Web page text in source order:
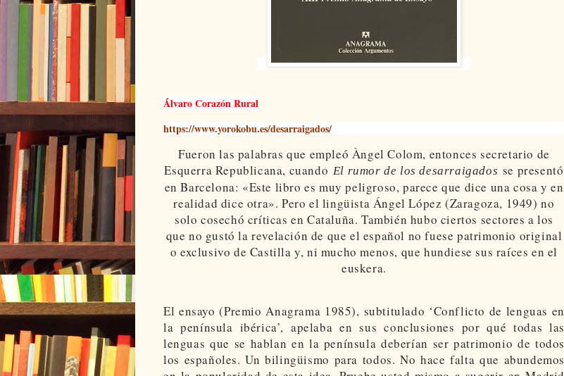
Álvaro Corazón Rural
https://www.yorokobu.es/desarraigados/
Fueron las palabras que empleó Àngel Colom, entonces secretario de
Esquerra Republicana, cuando El rumor de los desarraigados se presentó
en Barcelona: «Este libro es muy peligroso, parece que dice una cosa y en
realidad dice otra». Pero el lingüista Ángel López (Zaragoza, 1949) no
solo cosechó críticas en Cataluña. También hubo ciertos sectores a los
que no gustó la revelación de que el español no fuese patrimonio original
o exclusivo de Castilla y, ni mucho menos, que hundiese sus raíces en el
euskera.
El ensayo (Premio Anagrama 1985), subtitulado ‘Conflicto de lenguas en
la península ibérica’, apelaba en sus conclusiones por qué todas las
lenguas que se hablan en la península deberían ser patrimonio de todos
los españoles. Un bilingüismo para todos. No hace falta que abundemos